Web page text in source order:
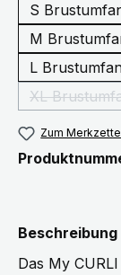
S
M
L
Zum
Beschreibung
Das My